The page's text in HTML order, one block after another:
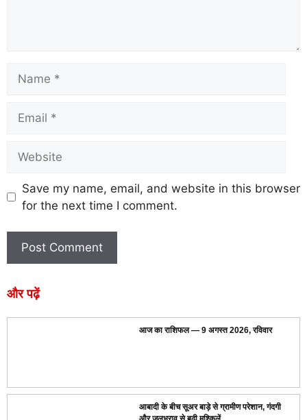
Save my name, email, and website in this browser
for the next time I comment.
और पढ़ें
आज का राशिफल — 9 अगस्त 2026, रविवार
आबादी के बीच सूअर बाड़े से ग्रामीण परेशान, गंदगी